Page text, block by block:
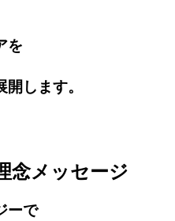
を
します。
念メッセージ
ーで